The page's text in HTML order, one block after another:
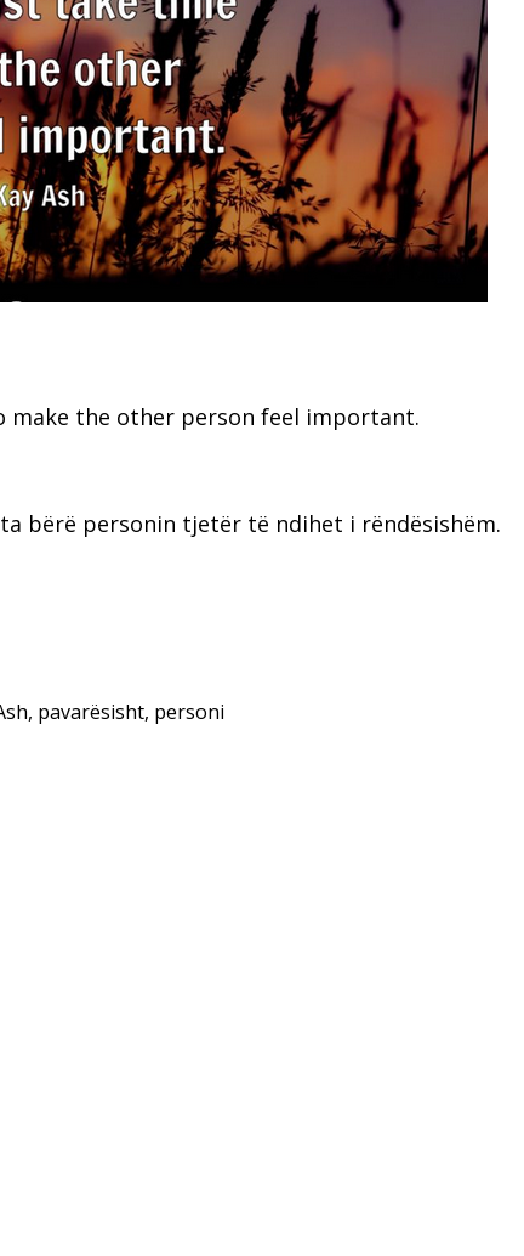
make the other person feel important.
bërë personin tjetër të ndihet i rëndësishëm.
, pavarësisht, personi